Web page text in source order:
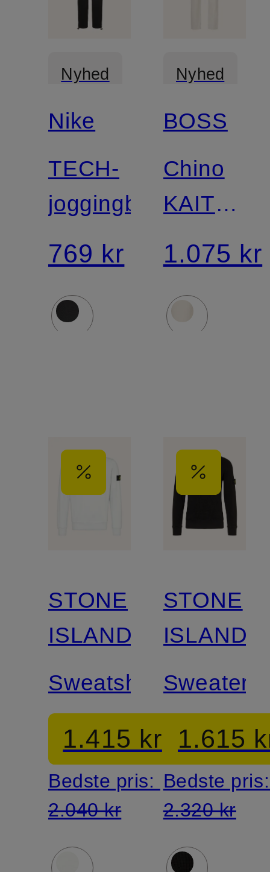
Nyhed
Nike
TECH-
joggingbukser
769 kr
Nyhed
BOSS
Chino
KAITON
Slim Fit
1.075 kr
STONE
ISLAND
Sweatshirt
1.415 kr
Bedste pris:
2.040 kr
STONE
ISLAND
Sweater
1.615
Bedste
2.320 kr